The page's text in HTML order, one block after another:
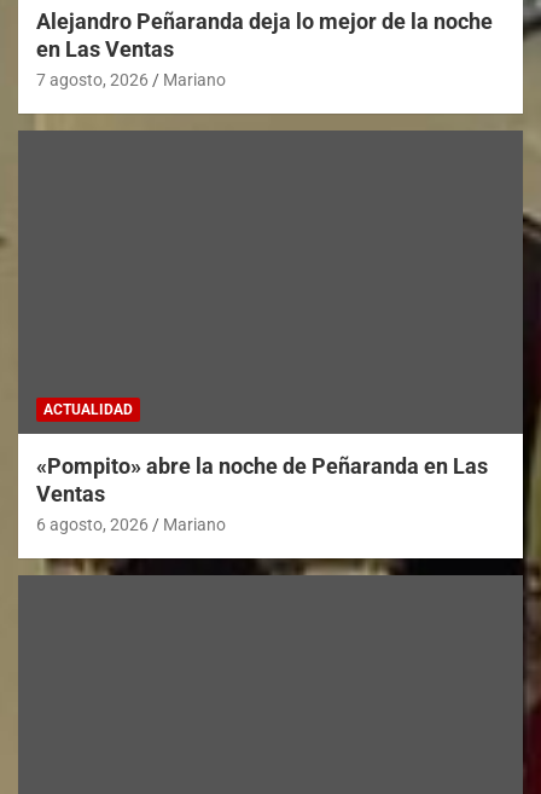
Alejandro Peñaranda deja lo mejor de la noche
en Las Ventas
7 agosto, 2026 Mariano
ACTUALIDAD
«Pompito» abre la noche de Peñaranda en Las
Ventas
6 agosto, 2026 Mariano